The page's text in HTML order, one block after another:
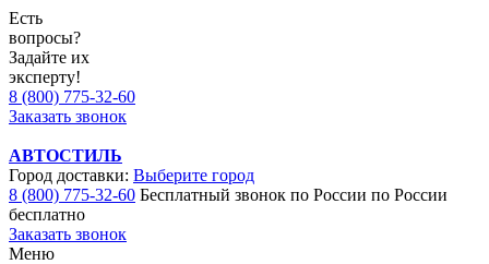
Есть
вопросы?
Задайте их
эксперту!
8 (800) 775-32-60
Заказать звонок
АВТОСТИЛЬ
Город доставки: Выберите город
8 (800) 775-32-60 Бесплатный звонок по России по России
бесплатно
Заказать звонок
Меню